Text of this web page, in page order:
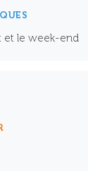
et le week-end